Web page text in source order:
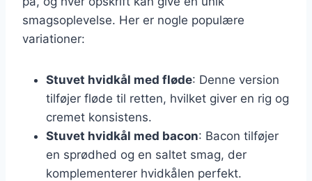
smagsoplevelse. Her er nogle populære
variationer:
Stuvet hvidkål med fløde: Denne version
tilføjer fløde til retten, hvilket giver en rig og
cremet konsistens.
Stuvet hvidkål med bacon: Bacon tilføjer
en sprødhed og en saltet smag, der
komplementerer hvidkålen perfekt.